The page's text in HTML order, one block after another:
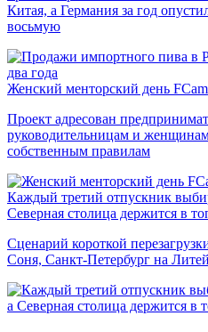
Китая, а Германия за год
восьмую
Женский менторский день
Проект адресован
руководительницам и
собственным правилам
Каждый третий отпускник
Северная столица держится в
Сценарий короткой
Соня, Санкт-Петербург на